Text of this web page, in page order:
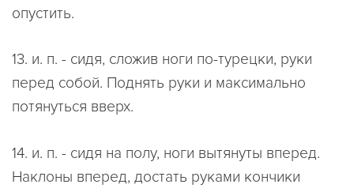
опустить.
13. и. п. - сидя, сложив ноги по-турецки, руки
перед собой. Поднять руки и максимально
потянуться вверх.
14. и. п. - сидя на полу, ноги вытянуты вперед.
Наклоны вперед, достать руками кончики